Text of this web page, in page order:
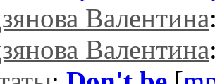
Валентина
Валентина